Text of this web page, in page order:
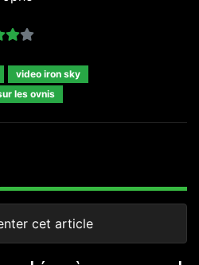
video iron sky
les ovnis
cet article